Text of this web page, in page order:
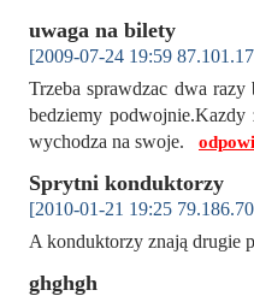
uwaga na bilety
[2009-07-24 19:59
Trzeba sprawdzac dwa
bedziemy
wychodza na swoje.
Sprytni konduktorzy
[2010-01-21 19:25
A konduktorzy znają
ghghgh